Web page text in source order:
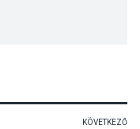
KÖVETKEZŐ